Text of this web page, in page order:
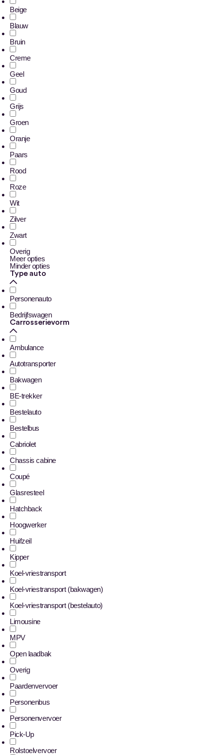
Beige
Blauw
Bruin
Creme
Geel
Goud
Grijs
Groen
Oranje
Paars
Rood
Roze
Wit
Zilver
Zwart
Overig
Meer opties
Minder opties
Type auto
Personenauto
Bedrijfswagen
Carrosserievorm
Ambulance
Autotransporter
Bakwagen
BE-trekker
Bestelauto
Bestelbus
Cabriolet
Chassis cabine
Coupé
Glasresteel
Hatchback
Hoogwerker
Huifzeil
Kipper
Koel-vriestransport
Koel-vriestransport (bakwagen)
Koel-vriestransport (bestelauto)
Limousine
MPV
Open laadbak
Overig
Paardenvervoer
Personenbus
Personenvervoer
Pick-Up
Rolstoelvervoer